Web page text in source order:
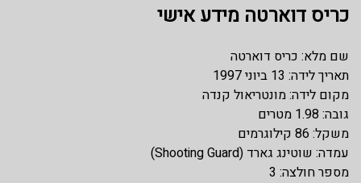
כריס דוארטה מידע אישי
שם מלא: כריס דוארטה
תאריך לידה: 13 ביוני 1997
מקום לידה: מונטריאול קנדה
גובה: 1.98 מטרים
משקל: 86 קילוגרמים
עמדה: שוטינג גארד (Shooting Guard)
מספר חולצה: 3